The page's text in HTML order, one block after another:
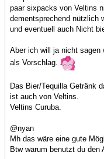
paar sixpacks von Veltins
dementsprechend nützlich
und eventuell auch Nicht
Aber ich will ja nicht sagen
als Vorschlag.
Das Bier/Tequilla Getränk
ist auch von Veltins.
Veltins Curuba.
@nyan
Mh das wäre eine gute
Btw warum benutzt du den